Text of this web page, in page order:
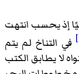
إذ يحسب انتهت
في التناخ لم يتم
لا يطابق الكتب